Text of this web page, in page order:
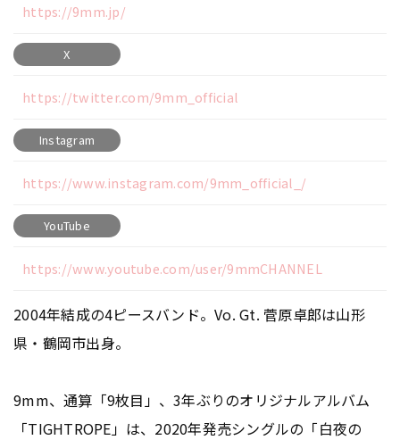
https://9mm.jp/
X
https://twitter.com/9mm_official
Instagram
https://www.instagram.com/9mm_official_/
YouTube
https://www.youtube.com/user/9mmCHANNEL
2004年結成の4ピースバンド。Vo. Gt. 菅原卓郎は山形
県・鶴岡市出身。
9mm、通算「9枚目」、3年ぶりのオリジナルアルバム
「TIGHTROPE」は、2020年発売シングルの「白夜の